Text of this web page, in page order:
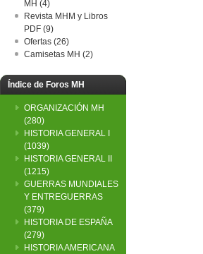
MH (4)
Revista MHM y Libros
PDF (9)
Ofertas (26)
Camisetas MH (2)
Índice de Foros MH
ORGANIZACIÓN MH
(280)
HISTORIA GENERAL I
(1039)
HISTORIA GENERAL II
(1215)
GUERRAS MUNDIALES
Y ENTREGUERRAS
(379)
HISTORIA DE ESPAÑA
(279)
HISTORIA AMERICANA